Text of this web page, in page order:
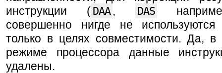
инструкции ( DAA , DAS
совершенно нигде не
только в целях совместимости. Да,
режиме процессора данные
удалены.